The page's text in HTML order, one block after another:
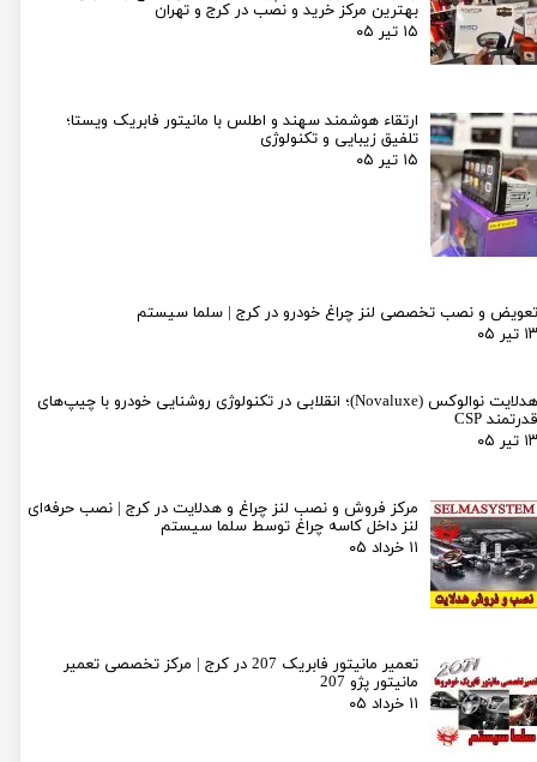
بهترین مرکز خرید و نصب در کرج و تهران
۱۵ تیر ۰۵
ارتقاء هوشمند سهند و اطلس با مانیتور فابریک ویستا؛
تلفیق زیبایی و تکنولوژی
۱۵ تیر ۰۵
تعویض و نصب تخصصی لنز چراغ خودرو در کرج | سلما سیستم
۱۳ تیر ۰۵
هدلایت نوالوکس (Novaluxe)؛ انقلابی در تکنولوژی روشنایی خودرو با چیپ‌های
قدرتمند CSP
۱۳ تیر ۰۵
مرکز فروش و نصب لنز چراغ و هدلایت در کرج | نصب حرفه‌ای
لنز داخل کاسه چراغ توسط سلما سیستم
۱۱ خرداد ۰۵
تعمیر مانیتور فابریک 207 در کرج | مرکز تخصصی تعمیر
مانیتور پژو 207
۱۱ خرداد ۰۵